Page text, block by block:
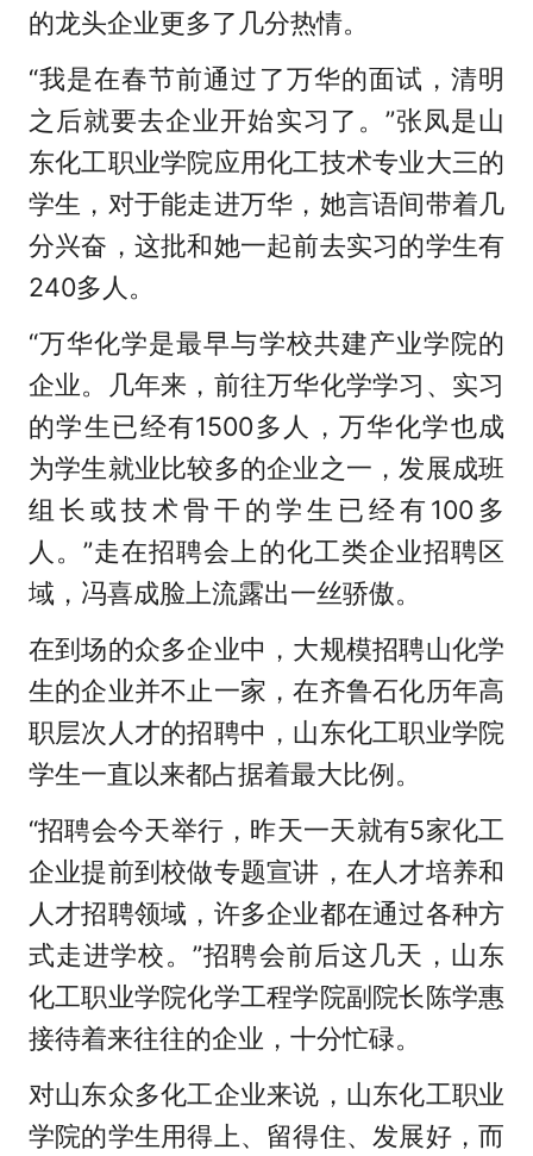
的龙头企业更多了几分热情。
“我是在春节前通过了万华的面试，清明
之后就要去企业开始实习了。”张凤是山
东化工职业学院应用化工技术专业大三的
学生，对于能走进万华，她言语间带着几
分兴奋，这批和她一起前去实习的学生有
240多人。
“万华化学是最早与学校共建产业学院的
企业。几年来，前往万华化学学习、实习
的学生已经有1500多人，万华化学也成
为学生就业比较多的企业之一，发展成班
组长或技术骨干的学生已经有100多
人。”走在招聘会上的化工类企业招聘区
域，冯喜成脸上流露出一丝骄傲。
在到场的众多企业中，大规模招聘山化学
生的企业并不止一家，在齐鲁石化历年高
职层次人才的招聘中，山东化工职业学院
学生一直以来都占据着最大比例。
“招聘会今天举行，昨天一天就有5家化工
企业提前到校做专题宣讲，在人才培养和
人才招聘领域，许多企业都在通过各种方
式走进学校。”招聘会前后这几天，山东
化工职业学院化学工程学院副院长陈学惠
接待着来往往的企业，十分忙碌。
对山东众多化工企业来说，山东化工职业
学院的学生用得上、留得住、发展好，而